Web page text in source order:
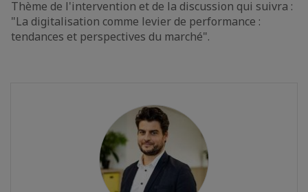
Thème de l'intervention et de la discussion qui suivra :
"La digitalisation comme levier de performance :
tendances et perspectives du marché".